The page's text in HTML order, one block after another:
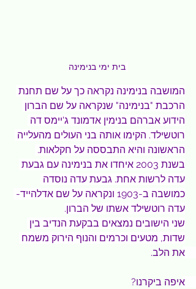
בית ימי בנימינה
המושבה בנימינה נקראה כך על שם תחנת
הרכבת "בנימינה" שנקראה על שם הברון
הידוע אברהם בנימין אדמונד ג'יימס דה
רוטשילד. הקימו אותה בני העולים מהעלייה
הראשונה והיא התבססה על חקלאות.
בשנת 2003 איחדו את בנימינה עם גבעת
עדה לרשות אחת. גבעת עדה נוסדה
כמושבה ב-1903 ונקראה על שם אדלהייד-
עדה רוטשילד אשתו של הברון.
שני הישובים נמצאים בבקעת הנדיב בין
שדות, מטעים וכרמים והנוף הירוק משמח
את הלב.
איפה ביקרנו?